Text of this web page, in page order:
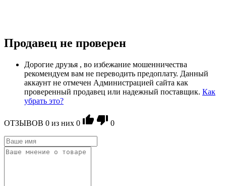
Продавец не проверен
Дорогие друзья , во избежание мошенничества
рекомендуем вам не переводить предоплату. Данный
аккаунт не отмечен Администрацией сайта как
проверенный продавец или надежный поставщик. Как
убрать это?
ОТЗЫВОВ 0 из ниx 0 0